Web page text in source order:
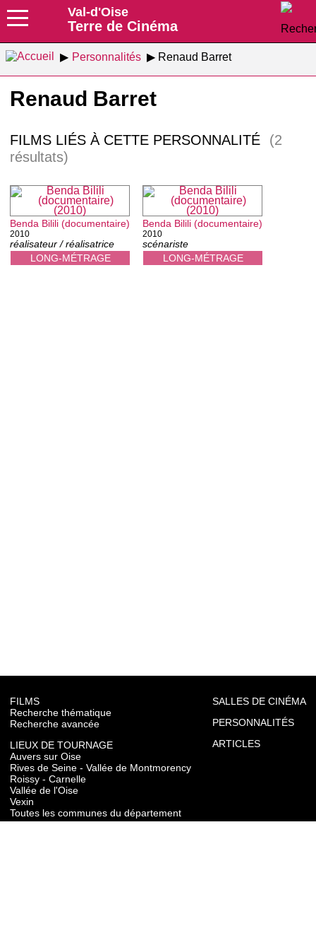
Val-d'Oise
Terre de Cinéma
Personnalités Renaud Barret
Renaud Barret
FILMS LIÉS À CETTE PERSONNALITÉ
(2
résultats)
LONG-MÉTRAGE
Benda Bilili (documentaire)
2010
réalisateur / réalisatrice
LONG-MÉTRAGE
Benda Bilili (documentaire)
2010
scénariste
FILMS
Recherche thématique
Recherche avancée
LIEUX DE TOURNAGE
Auvers sur Oise
Rives de Seine - Vallée de Montmorency
Roissy - Carnelle
Vallée de l'Oise
Vexin
Toutes les communes du département
SALLES DE CINÉMA
PERSONNALITÉS
ARTICLES